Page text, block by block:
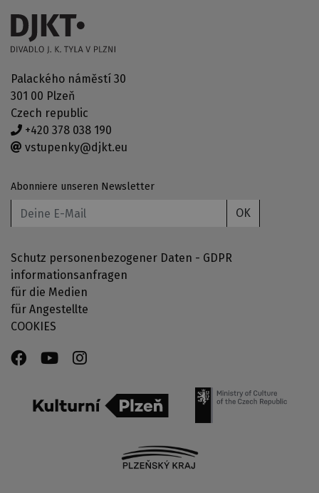
Palackého náměstí 30
301 00 Plzeň
Czech republic
+420 378 038 190
vstupenky@djkt.eu
Abonniere unseren Newsletter
OK
Schutz personenbezogener Daten - GDPR
informationsanfragen
für die Medien
für Angestellte
COOKIES